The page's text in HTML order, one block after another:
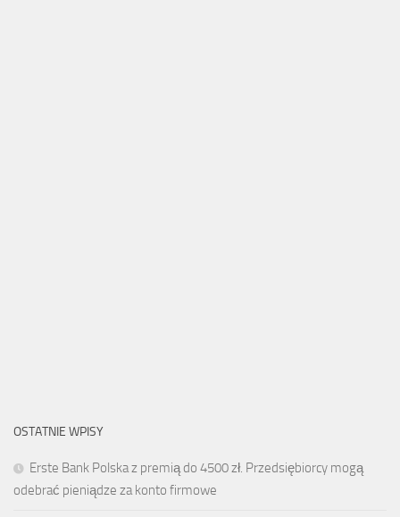
OSTATNIE WPISY
Erste Bank Polska z premią do 4500 zł. Przedsiębiorcy mogą
odebrać pieniądze za konto firmowe